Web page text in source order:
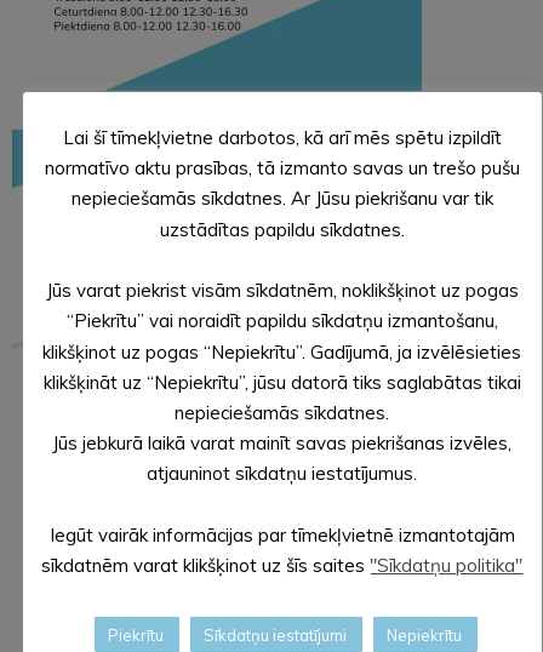
Lai šī tīmekļvietne darbotos, kā arī mēs spētu izpildīt
normatīvo aktu prasības, tā izmanto savas un trešo pušu
nepieciešamās sīkdatnes. Ar Jūsu piekrišanu var tik
uzstādītas papildu sīkdatnes.
Jūs varat piekrist visām sīkdatnēm, noklikšķinot uz pogas
“Piekrītu” vai noraidīt papildu sīkdatņu izmantošanu,
klikšķinot uz pogas “Nepiekrītu”. Gadījumā, ja izvēlēsieties
klikšķināt uz “Nepiekrītu”, jūsu datorā tiks saglabātas tikai
nepieciešamās sīkdatnes.
Jūs jebkurā laikā varat mainīt savas piekrišanas izvēles,
atjauninot sīkdatņu iestatījumus.
Iegūt vairāk informācijas par tīmekļvietnē izmantotajām
sīkdatnēm varat klikšķinot uz šīs saites "Sīkdatņu politika"
Piekrītu Sīkdatņu iestatījumi Nepiekrītu